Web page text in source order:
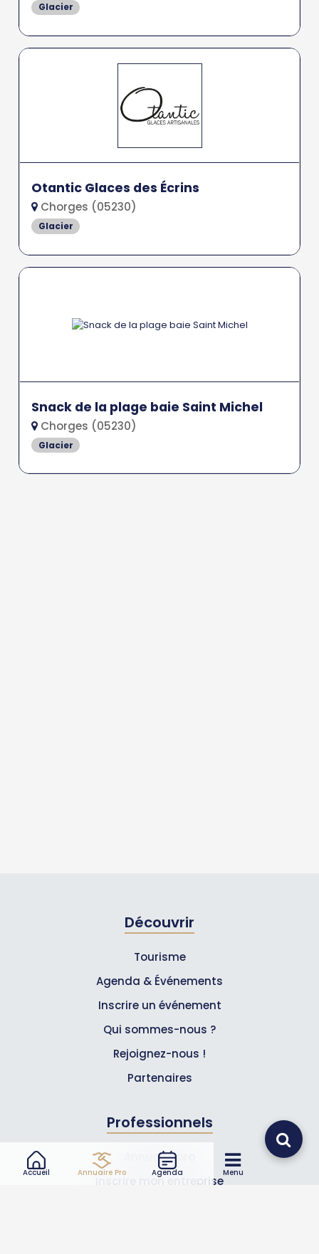
Accueil Annuaire Pro Agenda Menu
Glacier
Otantic Glaces des Écrins
Chorges (05230)
Glacier
Snack de la plage baie Saint Michel
Chorges (05230)
Glacier
Découvrir
Tourisme
Agenda & Événements
Inscrire un événement
Qui sommes-nous ?
Rejoignez-nous !
Partenaires
Professionnels
Annuaire pro
Inscrire mon entreprise